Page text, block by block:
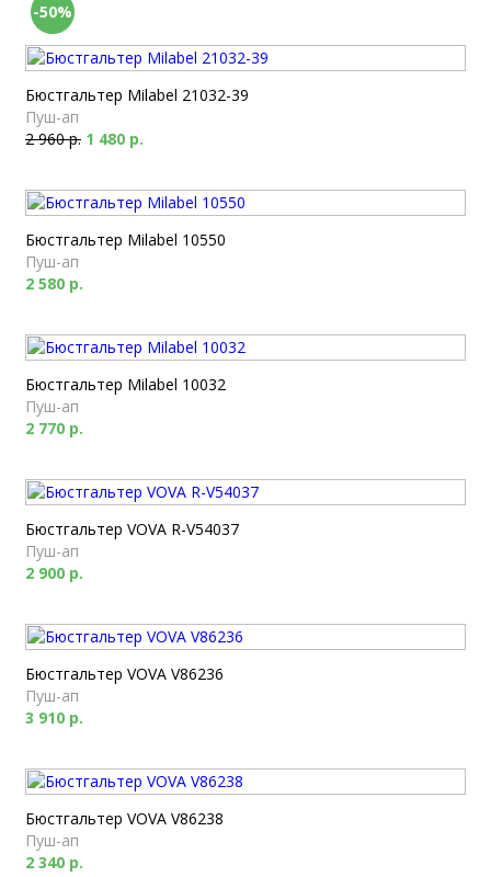
-50%
Бюстгальтер Milabel 21032-39
Пуш-ап
2 960 р. 1 480 р.
Бюстгальтер Milabel 10550
Пуш-ап
2 580 р.
Бюстгальтер Milabel 10032
Пуш-ап
2 770 р.
Бюстгальтер VOVA R-V54037
Пуш-ап
2 900 р.
Бюстгальтер VOVA V86236
Пуш-ап
3 910 р.
Бюстгальтер VOVA V86238
Пуш-ап
2 340 р.